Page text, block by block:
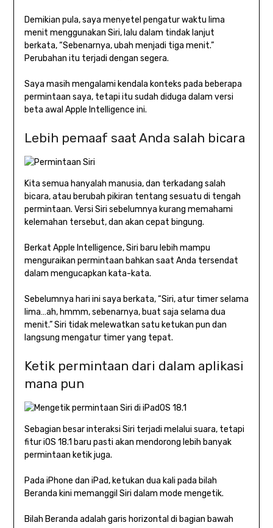
Demikian pula, saya menyetel pengatur waktu lima
menit menggunakan Siri, lalu dalam tindak lanjut
berkata, “Sebenarnya, ubah menjadi tiga menit.”
Perubahan itu terjadi dengan segera.
Saya masih mengalami kendala konteks pada beberapa
permintaan saya, tetapi itu sudah diduga dalam versi
beta awal Apple Intelligence ini.
Lebih pemaaf saat Anda salah bicara
Kita semua hanyalah manusia, dan terkadang salah
bicara, atau berubah pikiran tentang sesuatu di tengah
permintaan. Versi Siri sebelumnya kurang memahami
kelemahan tersebut, dan akan cepat bingung.
Berkat Apple Intelligence, Siri baru lebih mampu
menguraikan permintaan bahkan saat Anda tersendat
dalam mengucapkan kata-kata.
Sebelumnya hari ini saya berkata, “Siri, atur timer selama
lima…ah, hmmm, sebenarnya, buat saja selama dua
menit.” Siri tidak melewatkan satu ketukan pun dan
langsung mengatur timer yang tepat.
Ketik permintaan dari dalam aplikasi
mana pun
Sebagian besar interaksi Siri terjadi melalui suara, tetapi
fitur iOS 18.1 baru pasti akan mendorong lebih banyak
permintaan ketik juga.
Pada iPhone dan iPad, ketukan dua kali pada bilah
Beranda kini memanggil Siri dalam mode mengetik.
Bilah Beranda adalah garis horizontal di bagian bawah